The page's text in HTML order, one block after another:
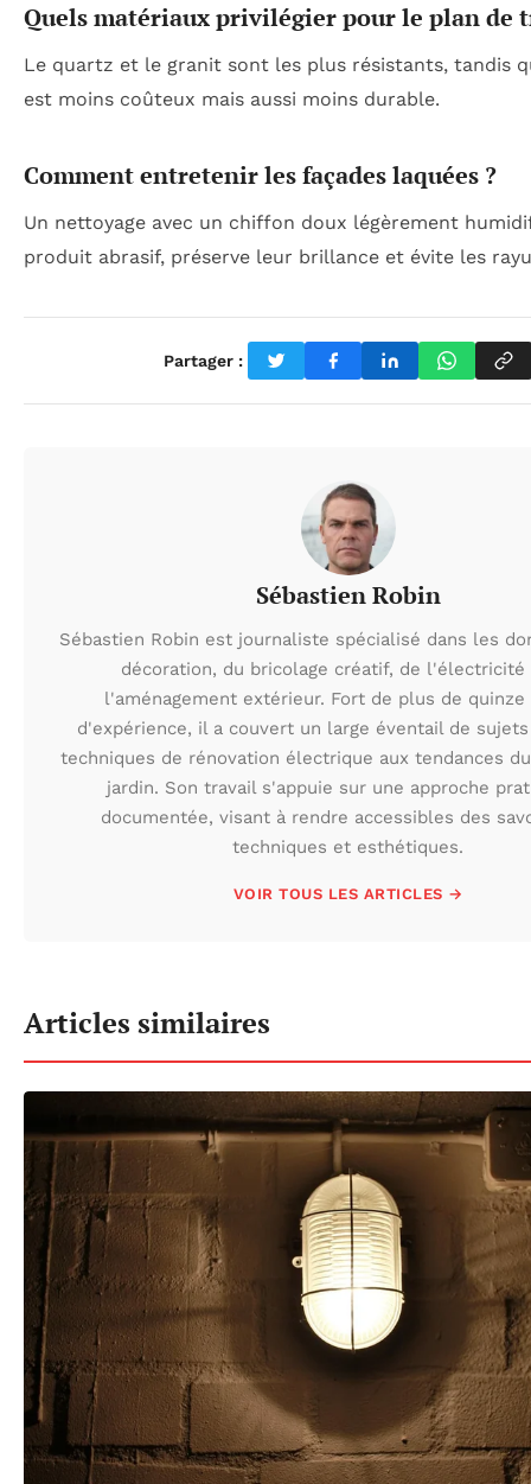
Quels matériaux privilégier pour le plan de
Le quartz et le granit sont les plus résistants, tandis
est moins coûteux mais aussi moins durable.
Comment entretenir les façades laquées ?
Un nettoyage avec un chiffon doux légèrement
produit abrasif, préserve leur brillance et évite les
Partager :
Sébastien Robin
Sébastien Robin est journaliste spécialisé dans les
décoration, du bricolage créatif, de l'électricité
l'aménagement extérieur. Fort de plus de quinze
d'expérience, il a couvert un large éventail de
techniques de rénovation électrique aux tendances
jardin. Son travail s'appuie sur une approche
documentée, visant à rendre accessibles des
techniques et esthétiques.
VOIR TOUS LES ARTICLES →
Articles similaires